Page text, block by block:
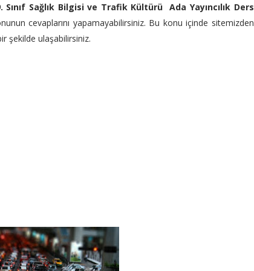
Sınıf Sağlık Bilgisi ve Trafik Kültürü Ada Yayıncılık Ders
cevaplarını yapamayabilirsiniz. Bu konu içinde sitemizden
şekilde ulaşabilirsiniz.